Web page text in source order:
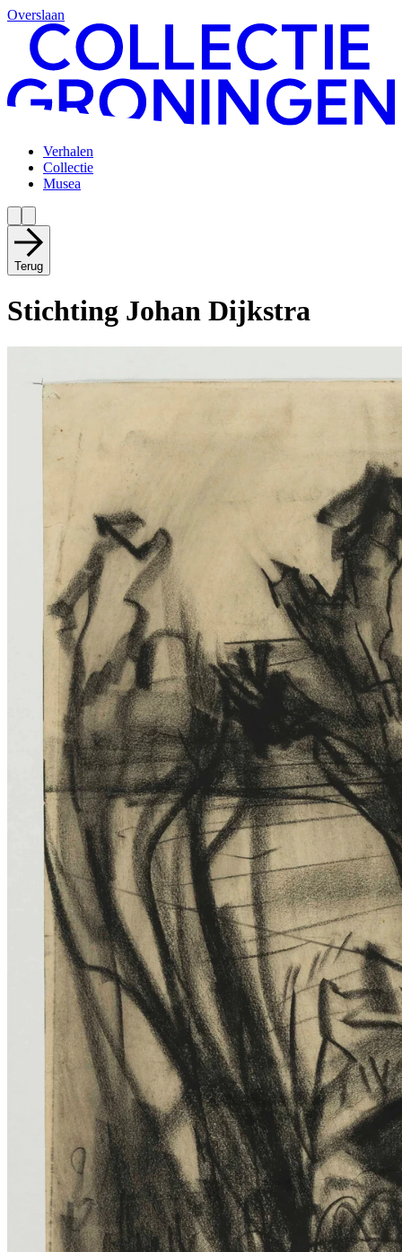
Overslaan
Verhalen
Collectie
Musea
Terug
Stichting Johan Dijkstra